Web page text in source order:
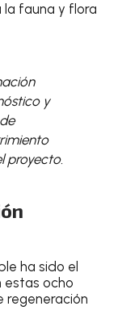
la fauna y flora
y
proyecto.
ha sido el
estas ocho
regeneración